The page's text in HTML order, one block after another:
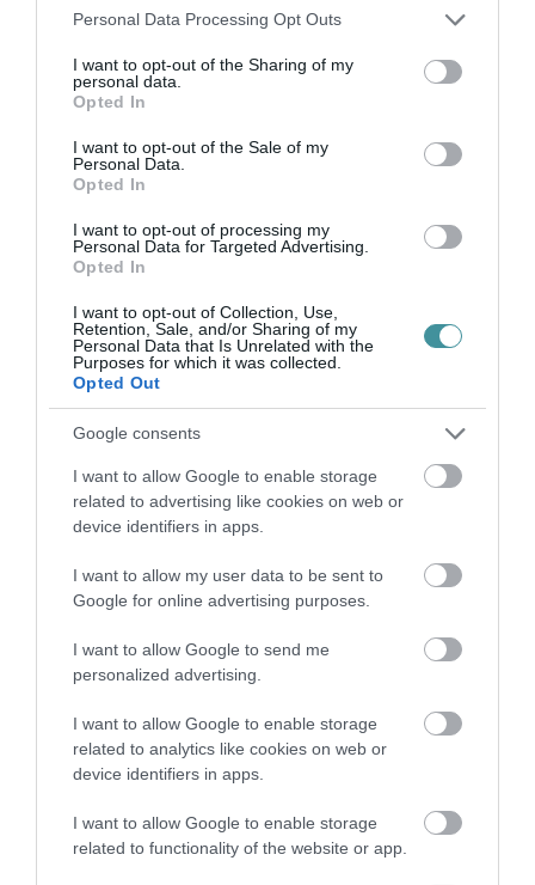
Please note that this website/app uses one or more Google
not limited to your visit or usage behaviour. You may click to
grant or deny consent to Google and its third-party tags to
use your data for below specified purposes in below Google
consent section.
Personal Data Processing Opt Outs
I want to opt-out of the Sharing of my
personal data.
Opted In
I want to opt-out of the Sale of my
Personal Data.
Opted In
I want to opt-out of processing my
Personal Data for Targeted Advertising.
Opted In
I want to opt-out of Collection, Use,
Retention, Sale, and/or Sharing of my
Personal Data that Is Unrelated with the
Purposes for which it was collected.
Opted Out
Google consents
I want to allow Google to enable storage
related to advertising like cookies on web or
device identifiers in apps.
I want to allow my user data to be sent to
Google for online advertising purposes.
I want to allow Google to send me
personalized advertising.
I want to allow Google to enable storage
related to analytics like cookies on web or
device identifiers in apps.
I want to allow Google to enable storage
related to functionality of the website or app.
Ne maradjon le a legfrissebb hírekről, kövessen
Legfrissebb híreink
KÉT AUTÓ ÜTKÖZÖTT BOGÁCSON, A
2026. augusztus 06|Riasztó
PHEV LUXURY – A KÍNAI PR...
2026. augusztus 06 Barta Autó
LAKÓÉPÜLETEK LÁNGOLTAK SZERDÁN